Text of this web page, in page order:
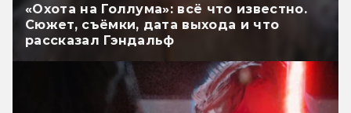
«Охота на Голлума»: всё что известно.
Сюжет, съёмки, дата выхода и что
рассказал Гэндальф